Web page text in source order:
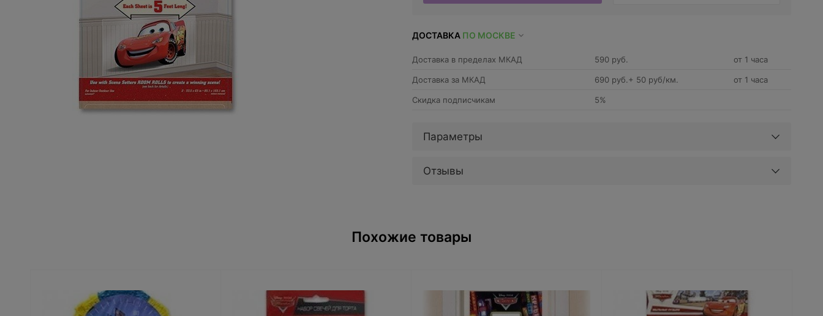
ДОСТАВКА ПО МОСКВЕ
Доставка в пределах МКАД 590 руб. от 1 часа
Доставка за МКАД 690 руб.+ 50 руб/км. от 1 часа
Скидка подписчикам 5%
Параметры
Отзывы
Похожие товары